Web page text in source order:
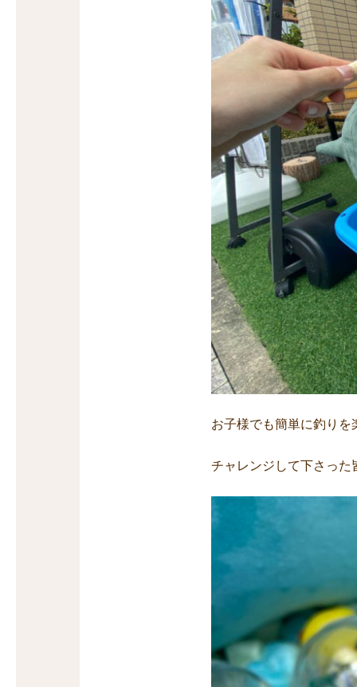
お子様でも簡単に釣り
チャレンジして下さった